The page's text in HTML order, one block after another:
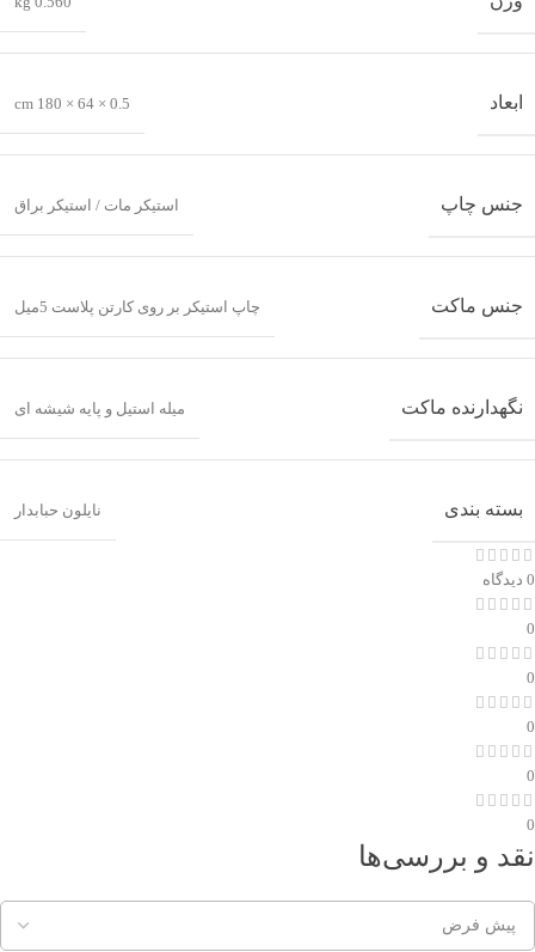
ابعاد 0.5 × 64 × 180 cm
جنس چاپ استیکر مات / استیکر براق
جنس ماکت چاپ استیکر بر روی کارتن پلاست 5میل
نگهدارنده ماکت میله استیل و پایه شیشه ای
بسته بندی نایلون حبابدار
0 دیدگاه
0
0
0
0
0
نقد و بررسی‌ها